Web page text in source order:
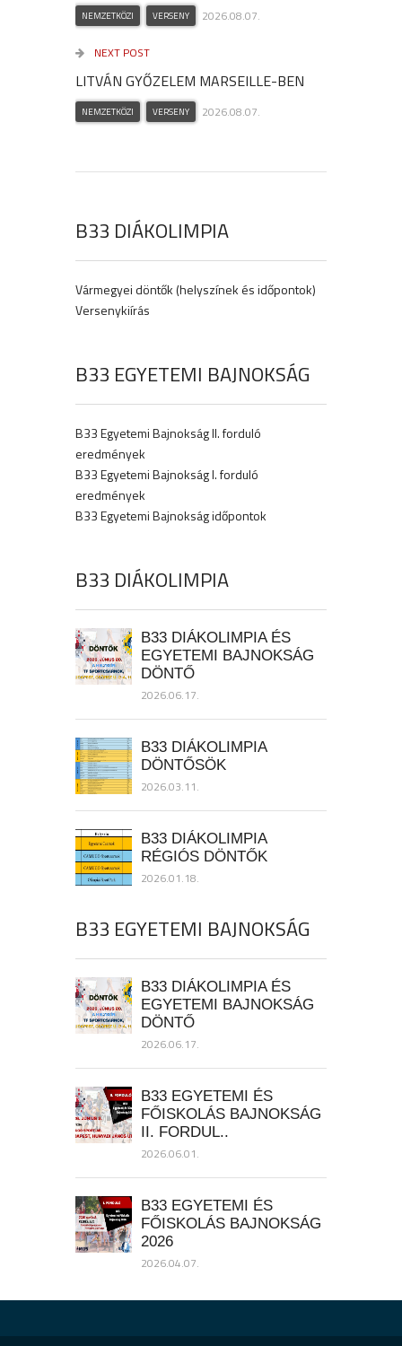
NEMZETKÖZI VERSENY 2026.08.07.
NEXT POST
LITVÁN GYŐZELEM MARSEILLE-BEN
NEMZETKÖZI VERSENY 2026.08.07.
B33 DIÁKOLIMPIA
Vármegyei döntők (helyszínek és időpontok)
Versenykiírás
B33 EGYETEMI BAJNOKSÁG
B33 Egyetemi Bajnokság II. forduló
eredmények
B33 Egyetemi Bajnokság I. forduló
eredmények
B33 Egyetemi Bajnokság időpontok
B33 DIÁKOLIMPIA
B33 DIÁKOLIMPIA ÉS
EGYETEMI BAJNOKSÁG
DÖNTŐ
2026.06.17.
B33 DIÁKOLIMPIA
DÖNTŐSÖK
2026.03.11.
B33 DIÁKOLIMPIA
RÉGIÓS DÖNTŐK
2026.01.18.
B33 EGYETEMI BAJNOKSÁG
B33 DIÁKOLIMPIA ÉS
EGYETEMI BAJNOKSÁG
DÖNTŐ
2026.06.17.
B33 EGYETEMI ÉS
FŐISKOLÁS BAJNOKSÁG
II. FORDUL..
2026.06.01.
B33 EGYETEMI ÉS
FŐISKOLÁS BAJNOKSÁG
2026
2026.04.07.